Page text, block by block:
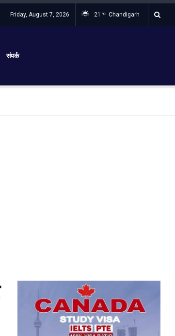
Friday, August 7, 2026 21 °C Chandigarh
संपर्क